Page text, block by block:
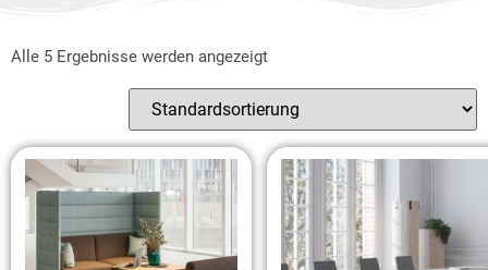
Alle 5 Ergebnisse werden angezeigt